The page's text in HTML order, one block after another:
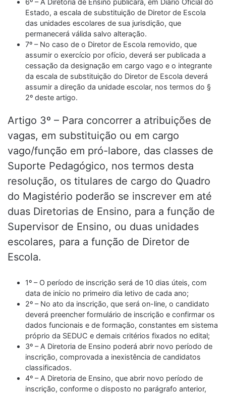
6º – A Diretoria de Ensino publicará, em Diário Oficial do
Estado, a escala de substituição de Diretor de Escola
das unidades escolares de sua jurisdição, que
permanecerá válida salvo alteração.
7º – No caso de o Diretor de Escola removido, que
assumir o exercício por ofício, deverá ser publicada a
cessação da designação em cargo vago e o integrante
da escala de substituição do Diretor de Escola deverá
assumir a direção da unidade escolar, nos termos do §
2º deste artigo.
Artigo 3º – Para concorrer a atribuições de
vagas, em substituição ou em cargo
vago/função em pró-labore, das classes de
Suporte Pedagógico, nos termos desta
resolução, os titulares de cargo do Quadro
do Magistério poderão se inscrever em até
duas Diretorias de Ensino, para a função de
Supervisor de Ensino, ou duas unidades
escolares, para a função de Diretor de
Escola.
1º – O período de inscrição será de 10 dias úteis, com
data de início no primeiro dia letivo de cada ano;
2º – No ato da inscrição, que será on-line, o candidato
deverá preencher formulário de inscrição e confirmar os
dados funcionais e de formação, constantes em sistema
próprio da SEDUC e demais critérios fixados no edital;
3º – A Diretoria de Ensino poderá abrir novo período de
inscrição, comprovada a inexistência de candidatos
classificados.
4º – A Diretoria de Ensino, que abrir novo período de
inscrição, conforme o disposto no parágrafo anterior,